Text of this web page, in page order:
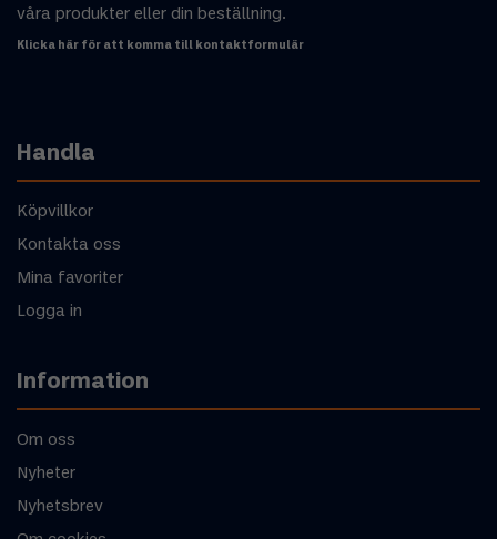
våra produkter eller din beställning.
Klicka här för att komma till kontaktformulär
Handla
Köpvillkor
Kontakta oss
Mina favoriter
Logga in
Information
Om oss
Nyheter
Nyhetsbrev